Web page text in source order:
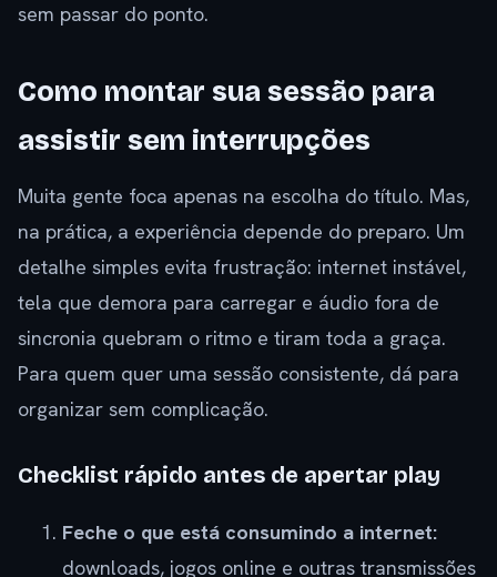
sem passar do ponto.
Como montar sua sessão para
assistir sem interrupções
Muita gente foca apenas na escolha do título. Mas,
na prática, a experiência depende do preparo. Um
detalhe simples evita frustração: internet instável,
tela que demora para carregar e áudio fora de
sincronia quebram o ritmo e tiram toda a graça.
Para quem quer uma sessão consistente, dá para
organizar sem complicação.
Checklist rápido antes de apertar play
Feche o que está consumindo a internet:
downloads, jogos online e outras transmissões